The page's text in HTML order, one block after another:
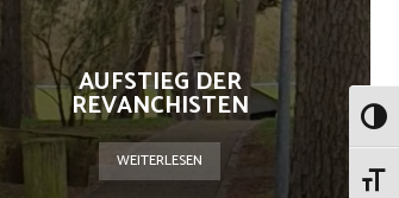
AUFSTIEG DER
REVANCHISTEN
WEITERLESEN